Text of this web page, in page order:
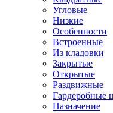
Угловые
Низкие
Особенности
Встроенные
Из кладовки
Закрытые
Открытые
Раздвижные
Гардеробные
Назначение